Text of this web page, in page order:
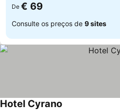
De € 69
Consulte os preços de 9 sites
Hotel Cyrano